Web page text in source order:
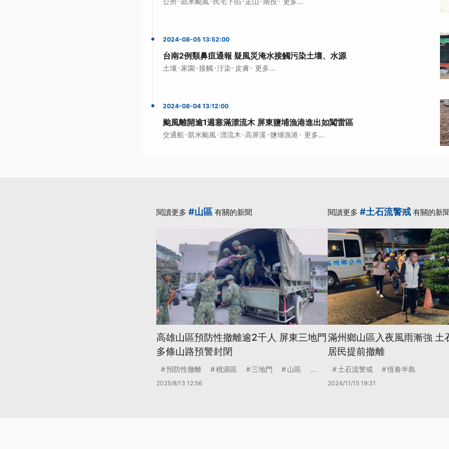
2024-08-05 13:52:00
台南2例類鼻疽通報 疑風災淹水接觸污染土壤、水源
土壤 ·家園 ·接觸·汙染 · 皮膚 · 更多...
2024-08-04 13:12:00
颱風離開逾1週塞滿漂流木 屏東鹽埔漁港進出如闖雷區
交通船·凱米颱風·漂流木 · 高屏溪· 鹽埔漁港 · 更多...
閱讀更多 #山區 有關的新聞
高雄山區預防性撤離逾2千人 屏東三地門
多條山路預警封閉
預防性撤離 桃源區 三地門 山區 ...
2025/8/13 12:56
閱讀更多 #土石流警戒 有關的新
滿州鄉山區入夜風雨漸強 土
居民提前撤離
土石流警戒 恆春半島
2024/11/15 19:31